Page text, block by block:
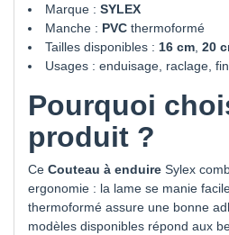
Marque : SYLEX
Manche : PVC thermoformé
Tailles disponibles : 16 cm 20
Usages : enduisage, raclage,
Pourquoi
produit ?
Ce Couteau à enduire Sylex
ergonomie : la lame se manie
thermoformé assure une bonne
modèles disponibles répond aux